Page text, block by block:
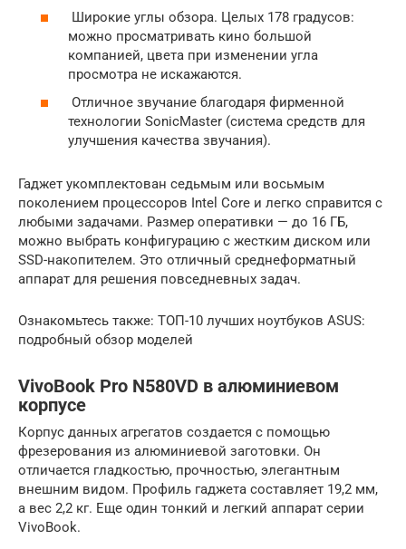
Широкие углы обзора. Целых 178 градусов:
можно просматривать кино большой
компанией, цвета при изменении угла
просмотра не искажаются.
Отличное звучание благодаря фирменной
технологии SonicMaster (система средств для
улучшения качества звучания).
Гаджет укомплектован седьмым или восьмым
поколением процессоров Intel Core и легко справится с
любыми задачами. Размер оперативки — до 16 ГБ,
можно выбрать конфигурацию с жестким диском или
SSD-накопителем. Это отличный среднеформатный
аппарат для решения повседневных задач.
Ознакомьтесь также: ТОП-10 лучших ноутбуков ASUS:
подробный обзор моделей
VivoBook Pro N580VD в алюминиевом
корпусе
Корпус данных агрегатов создается с помощью
фрезерования из алюминиевой заготовки. Он
отличается гладкостью, прочностью, элегантным
внешним видом. Профиль гаджета составляет 19,2 мм,
а вес 2,2 кг. Еще один тонкий и легкий аппарат серии
VivoBook.